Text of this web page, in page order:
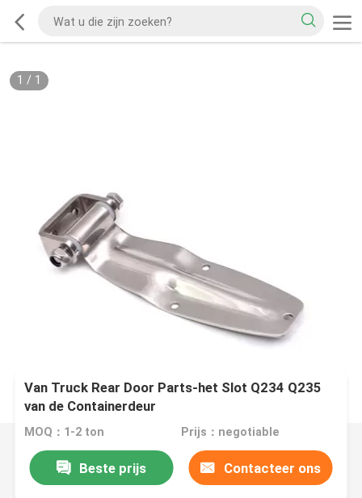
1 / 1
Van Truck Rear Door Parts-het Slot Q234 Q235
van de Containerdeur
MOQ：1-2 ton Prijs：negotiable
Beste prijs Contacteer ons